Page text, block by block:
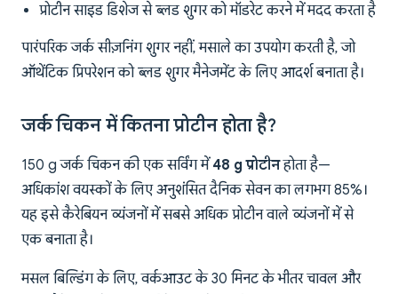
प्रोटीन साइड डिशेज से ब्लड शुगर को मॉडरेट करने में मदद करता है
पारंपरिक जर्क सीज़निंग शुगर नहीं, मसाले का उपयोग करती है, जो
ऑथेंटिक प्रिपरेशन को ब्लड शुगर मैनेजमेंट के लिए आदर्श बनाता है।
जर्क चिकन में कितना प्रोटीन होता है?
150 g जर्क चिकन की एक सर्विंग में 48 g प्रोटीनहोता है—
अधिकांश वयस्कों के लिए अनुशंसित दैनिक सेवन का लगभग 85%।
यह इसे कैरेबियन व्यंजनों में सबसे अधिक प्रोटीन वाले व्यंजनों में से
एक बनाता है।
मसल बिल्डिंग के लिए, वर्कआउट के 30 मिनट के भीतर चावल और